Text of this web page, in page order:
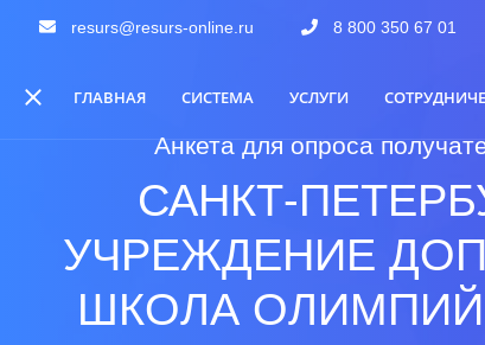
resurs@resurs-online.ru 8 800 350 67 01
ГЛАВНАЯ СИСТЕМА УСЛУГИ
Анкета для опроса
САНКТ-
УЧРЕЖДЕНИЕ
ШКОЛА